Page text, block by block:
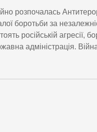
розпочалась
боротьби за
російській агресії,
адміністрація.